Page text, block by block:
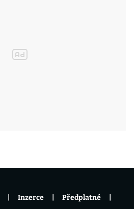
Inzerce Předplatné